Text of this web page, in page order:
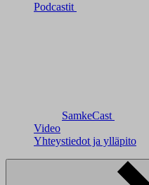
Podcastit
SamkeCast
Video
Yhteystiedot ja ylläpito